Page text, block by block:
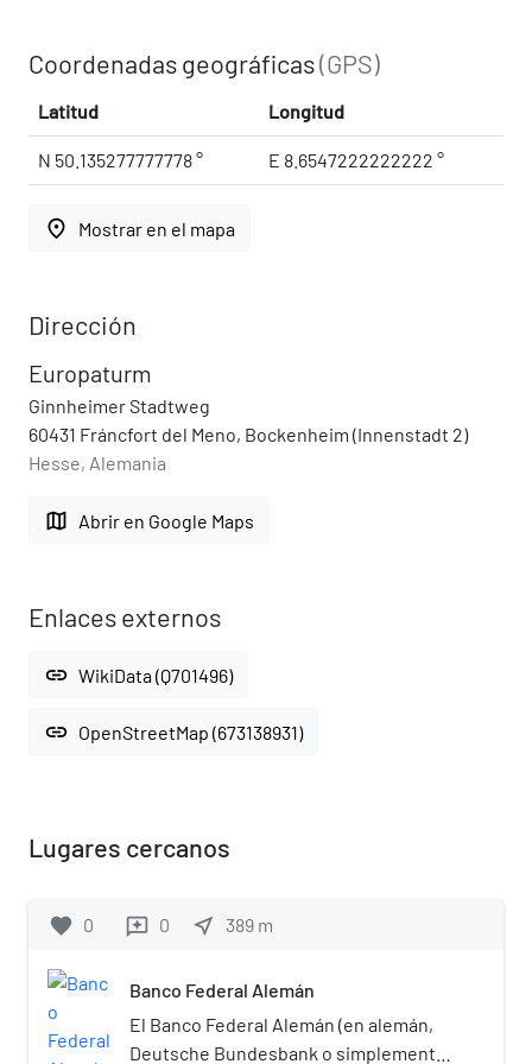
Coordenadas geográficas(GPS)
Latitud Longitud
N 50.135277777778 ° E 8.6547222222222 °
place Mostrar en el mapa
Dirección
Europaturm
Ginnheimer Stadtweg
60431 Fráncfort del Meno, Bockenheim (Innenstadt 2)
Hesse, Alemania
map Abrir en Google Maps
Enlaces externos
link WikiData (Q701496)
link OpenStreetMap (673138931)
Lugares cercanos
favorite 0 reviews 0 near_me 389 m
Banco Federal Alemán
El Banco Federal Alemán (en alemán,
Deutsche Bundesbank o simplemente